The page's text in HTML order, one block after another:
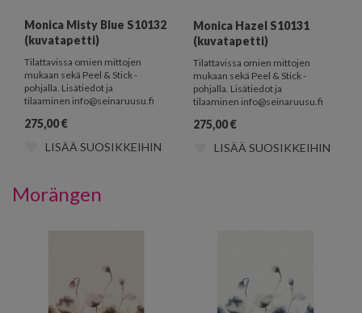
Monica Misty Blue S10132
(kuvatapetti)
Tilattavissa omien mittojen
mukaan sekä Peel & Stick -
pohjalla. Lisätiedot ja
tilaaminen info@seinaruusu.fi
275,00€
LISÄÄ SUOSIKKEIHIN
Monica Hazel S10131
(kuvatapetti)
Tilattavissa omien mittojen
mukaan sekä Peel & Stick -
pohjalla. Lisätiedot ja
tilaaminen info@seinaruusu.fi
275,00€
LISÄÄ SUOSIKKEIHIN
Morängen